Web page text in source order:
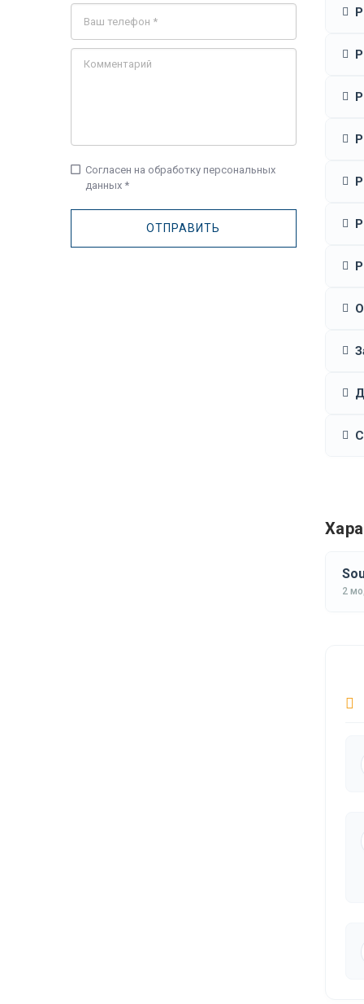
2
check_box_outline_blank Согласен на обработку персональных
данных *